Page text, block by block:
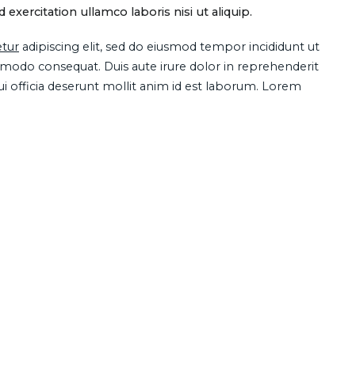
ullamco laboris nisi ut aliquip.
adipiscing elit, sed do eiusmod tempor incididunt ut
consequat. Duis aute irure dolor in reprehenderit
officia deserunt mollit anim id est laborum. Lorem